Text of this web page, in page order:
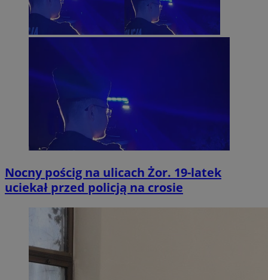
Nocny pościg na ulicach Żor. 19-latek
uciekał przed policją na crosie